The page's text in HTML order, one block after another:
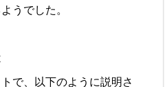
うでした。
で、以下のように説明さ